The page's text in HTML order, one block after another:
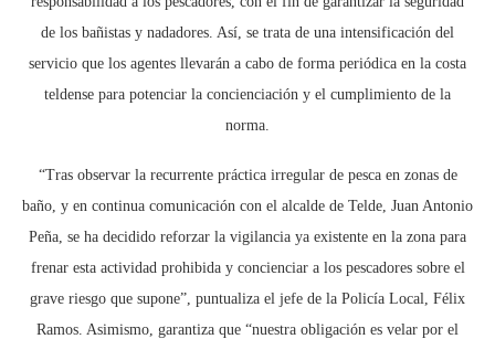
de los bañistas y nadadores. Así, se trata de una intensificación del
servicio que los agentes llevarán a cabo de forma periódica en la costa
teldense para potenciar la concienciación y el cumplimiento de la
norma.
“Tras observar la recurrente práctica irregular de pesca en zonas de
baño, y en continua comunicación con el alcalde de Telde, Juan Antonio
Peña, se ha decidido reforzar la vigilancia ya existente en la zona para
frenar esta actividad prohibida y concienciar a los pescadores sobre el
grave riesgo que supone”, puntualiza el jefe de la Policía Local, Félix
Ramos. Asimismo, garantiza que “nuestra obligación es velar por el